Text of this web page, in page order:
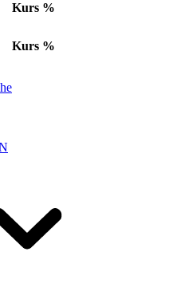
Kurs %
Kurs %